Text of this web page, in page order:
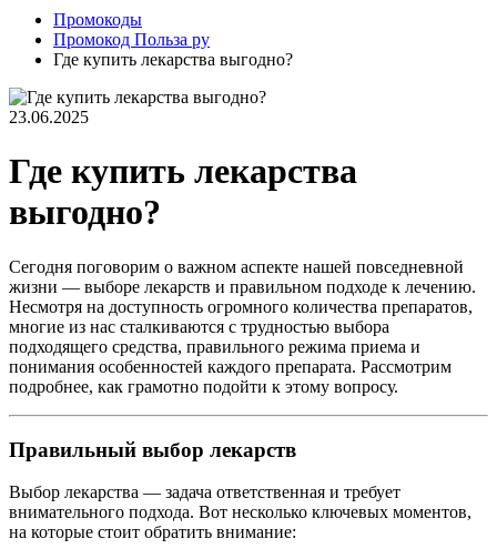
Промокоды
Промокод Польза ру
Где купить лекарства выгодно?
23.06.2025
Где купить лекарства
выгодно?
Сегодня поговорим о важном аспекте нашей повседневной
жизни — выборе лекарств и правильном подходе к лечению.
Несмотря на доступность огромного количества препаратов,
многие из нас сталкиваются с трудностью выбора
подходящего средства, правильного режима приема и
понимания особенностей каждого препарата. Рассмотрим
подробнее, как грамотно подойти к этому вопросу.
Правильный выбор лекарств
Выбор лекарства — задача ответственная и требует
внимательного подхода. Вот несколько ключевых моментов,
на которые стоит обратить внимание: